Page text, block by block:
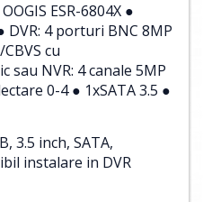
ESR-6804X ●
DVR: 4 porturi BNC 8MP
cu
sau NVR: 4 canale 5MP
0-4 ● 1xSATA 3.5 ●
3.5 inch, SATA,
instalare in DVR